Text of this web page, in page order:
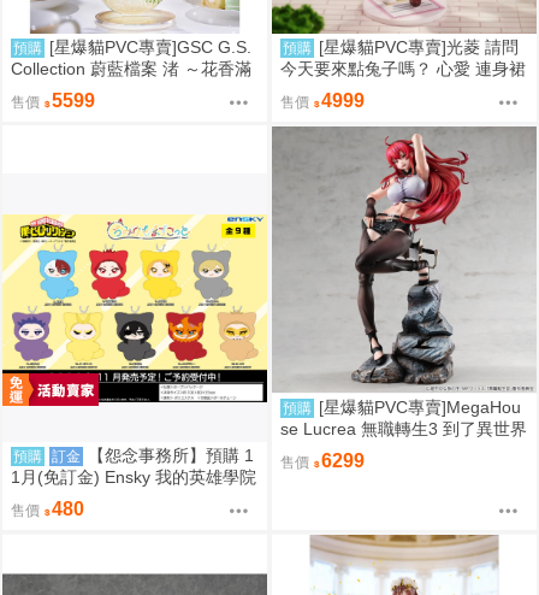
預購 [星爆貓PVC專賣]GSC G.S.
Collection 蔚藍檔案 渚 ～花香滿
溢的微笑～ 預計2027/12到貨
售價 5599
預購 [星爆貓PVC專賣]光菱 請問
今天要來點兔子嗎？ 心愛 連身裙
Ver. 預計2027/08到貨
售價 4999
預購 訂金
【怨念事務所】預購 1
1月(免訂金) Ensky 我的英雄學院
Q版動物裝珠鍊布偶吊飾 娃娃 第
2彈 9款分售 0816
售價 480
預購 [星爆貓PVC專賣]MegaHou
se Lucrea 無職轉生3 到了異世界
就拿出真本事 艾莉絲·伯雷亞斯·
格雷拉特 預計2027/06到貨
售價 6299